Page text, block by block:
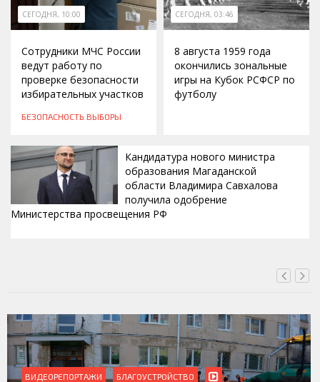
СЕГОДНЯ, 10:00
Сотрудники МЧС России
ведут работу по
проверке безопасности
избирательных участков
БЕЗОПАСНОСТЬ ВЫБОРЫ
СЕГОДНЯ, 03:46
8 августа 1959 года
окончились зональные
игры на Кубок РСФСР по
футболу
Кандидатура нового министра
образования Магаданской
области Владимира Савхалова
получила одобрение
Министерства просвещения РФ
ВИДЕОРЕПОРТАЖИ